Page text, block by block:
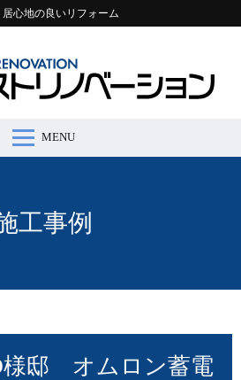
心地の良いリフォーム
MENU
工事例
様邸 オムロン蓄電